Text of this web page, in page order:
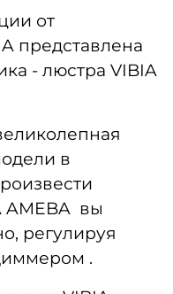
от
представлена
- люстра VIBIA
в
AMEBA вы
регулируя
.